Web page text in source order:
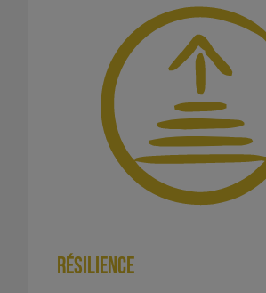
Résilience